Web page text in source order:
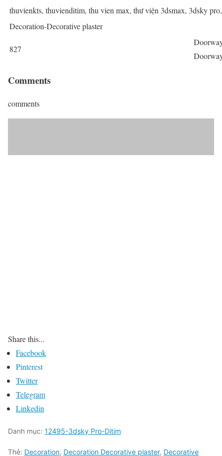
thuvienkts, thuvienditim, thu vien max, thư viện 3dsmax, 3dsky
Decoration-Decorative plaster
827
Comments
comments
Share this...
Facebook
Pinterest
Twitter
Telegram
Linkedin
Danh mục: 12495-3dsky Pro-Ditim
Thẻ: Decoration, Decoration Decorative plaster, Decorative